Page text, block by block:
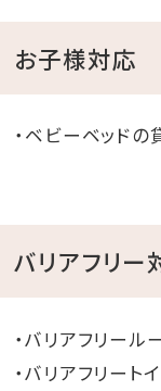
お子様対応
・ベビーベッドの
バリアフリー
・バリアフリール
・バリアフリー